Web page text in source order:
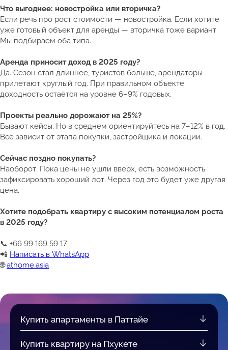
Что выгоднее: новостройка или вторичка?
Если речь про рост стоимости — новостройка. Если хотите
уже готовый объект для аренды — вторичка тоже вариант.
Мы подбираем оба типа.
Аренда приносит доход в 2025 году?
Да. Сезон стал длиннее, туристов больше, арендаторы
прилетают круглый год. При правильном объекте
доходность остаётся на уровне 6–9% годовых.
Проекты реально дорожают на 25%?
Бывают кейсы. Но в среднем ориентируйтесь на 7–12% в год.
Всё зависит от этапа покупки, застройщика и локации.
Сейчас поздно покупать?
Наоборот. Пока цены не ушли вверх, есть возможность
зафиксировать хороший лот. Через год это будет уже другая
цена.
Хотите подобрать квартиру с высоким потенциалом роста
в 2025 году?
📞 +66 99 169 59 17
📲 Написать в WhatsApp
🌐 athome.asia
Купить апартаменты в Паттайе
Купить квартиру на Пхукете